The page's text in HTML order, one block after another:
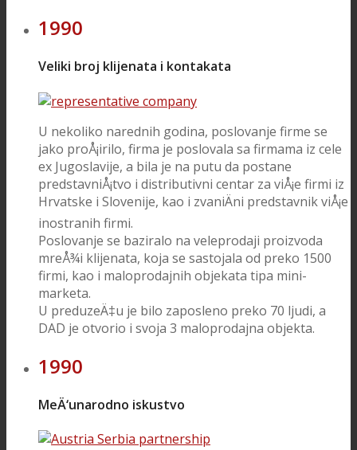
1990
Veliki broj klijenata i kontakata
U nekoliko narednih godina, poslovanje firme se
jako proÅ¡irilo, firma je poslovala sa firmama iz cele
ex Jugoslavije, a bila je na putu da postane
predstavniÅ¡tvo i distributivni centar za viÅ¡e firmi iz
Hrvatske i Slovenije, kao i zvaniÄni predstavnik viÅ¡e
inostranih firmi.
Poslovanje se baziralo na veleprodaji proizvoda
mreÅ¾i klijenata, koja se sastojala od preko 1500
firmi, kao i maloprodajnih objekata tipa mini-
marketa.
U preduzeÄ‡u je bilo zaposleno preko 70 ljudi, a
DAD je otvorio i svoja 3 maloprodajna objekta.
1990
MeÄ‘unarodno iskustvo